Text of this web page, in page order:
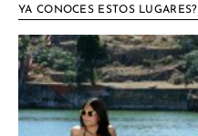
YA CONOCES ESTOS LUGARES?